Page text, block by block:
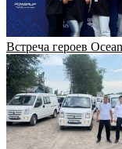
Встреча героев